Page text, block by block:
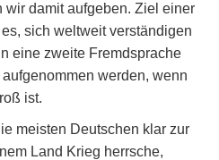
damit aufgeben. Ziel einer
sich weltweit verständigen
eine zweite Fremdsprache
werden, wenn
ist.
meisten Deutschen klar zur
Land Krieg herrsche,